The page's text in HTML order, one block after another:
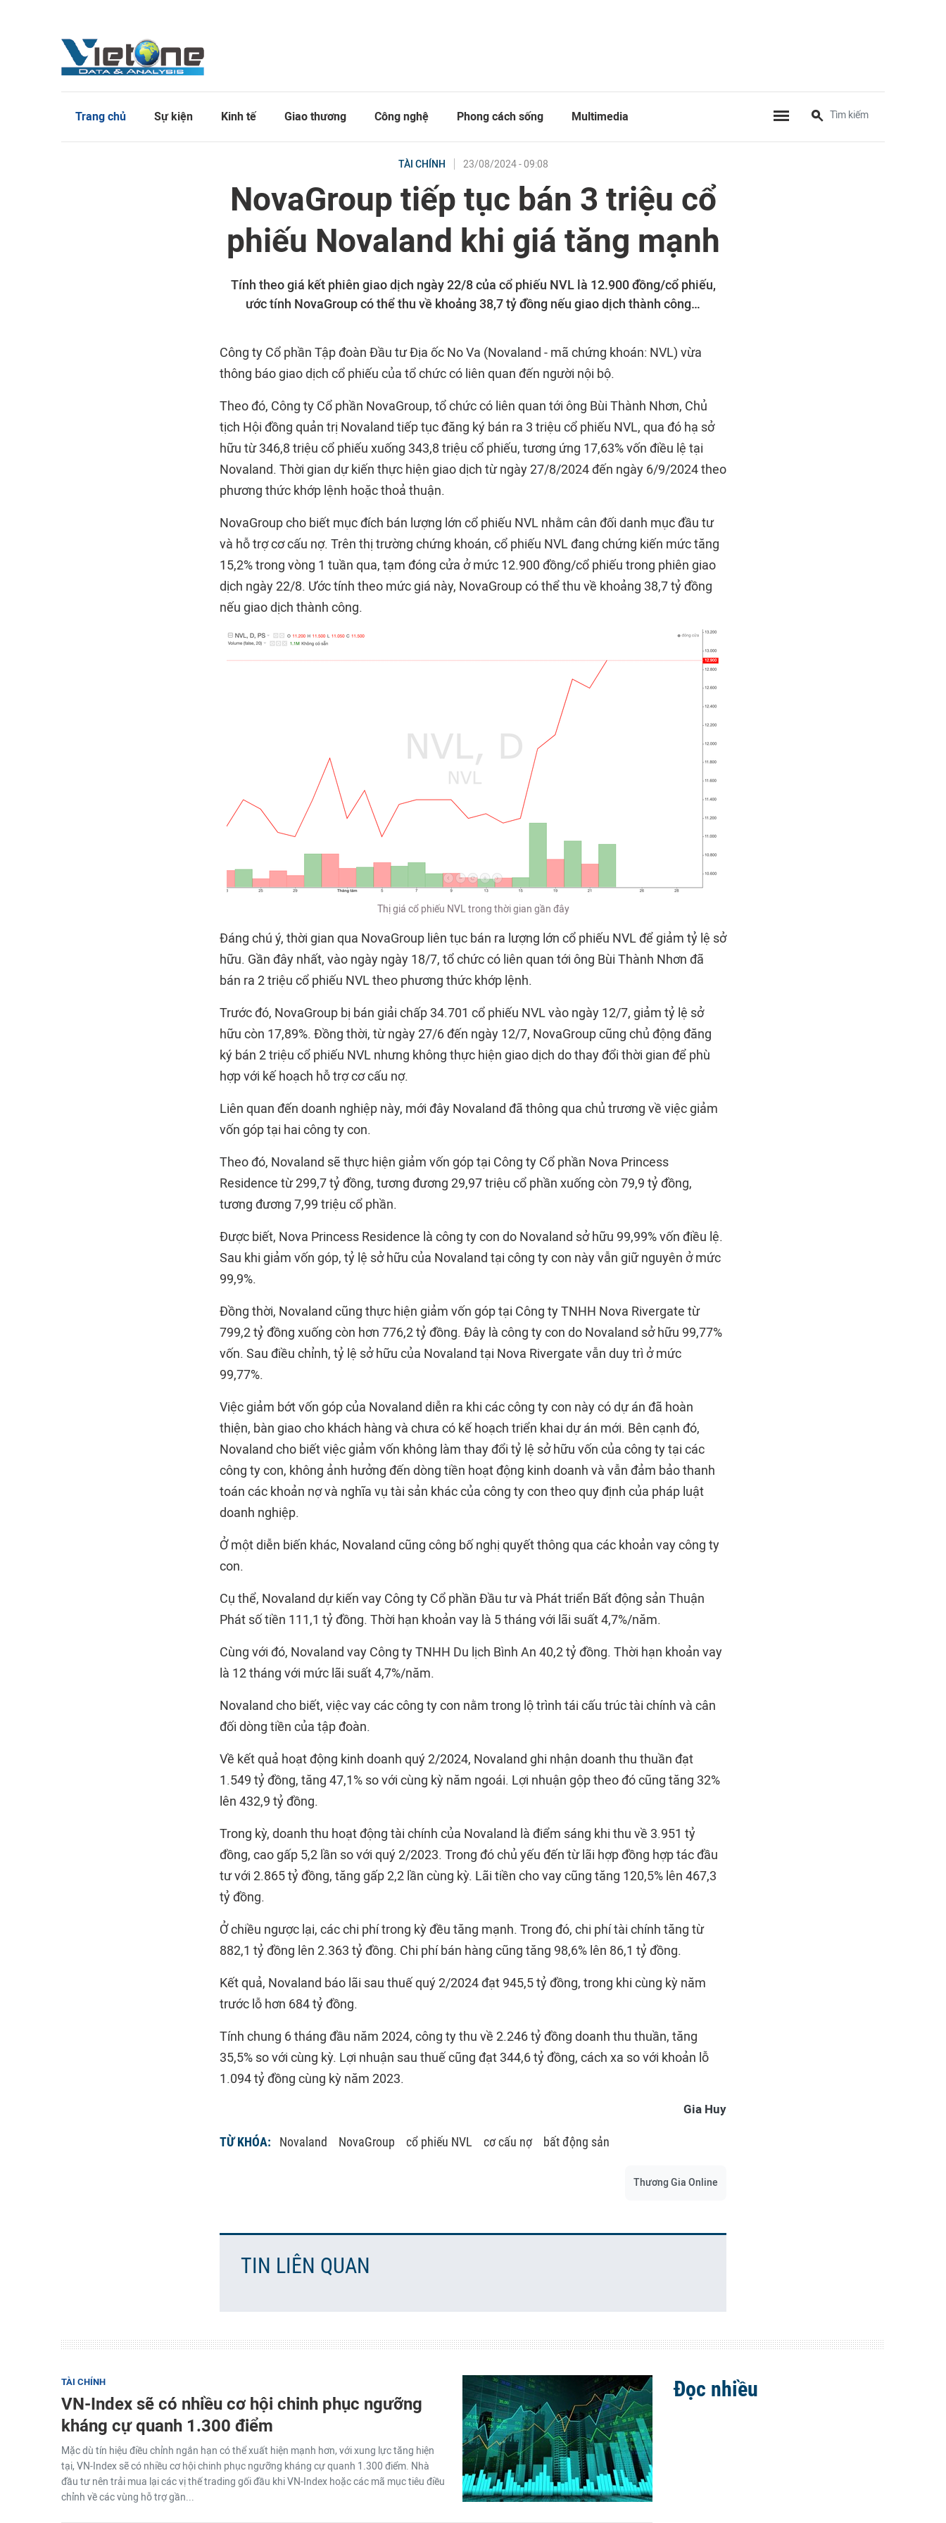
Trang chủ Sự kiện Kinh tế Giao thương Công nghệ Phong cách sống Multimedia
TÀI CHÍNH 23/08/2024 - 09:08
NovaGroup tiếp tục bán 3 triệu cổ
phiếu Novaland khi giá tăng mạnh
Tính theo giá kết phiên giao dịch ngày 22/8 của cổ phiếu NVL là 12.900 đồng/cổ phiếu,
ước tính NovaGroup có thể thu về khoảng 38,7 tỷ đồng nếu giao dịch thành công…
Công ty Cổ phần Tập đoàn Đầu tư Địa ốc No Va (Novaland - mã chứng khoán: NVL) vừa
thông báo giao dịch cổ phiếu của tổ chức có liên quan đến người nội bộ.
Theo đó, Công ty Cổ phần NovaGroup, tổ chức có liên quan tới ông Bùi Thành Nhơn, Chủ
tịch Hội đồng quản trị Novaland tiếp tục đăng ký bán ra 3 triệu cổ phiếu NVL, qua đó hạ sở
hữu từ 346,8 triệu cổ phiếu xuống 343,8 triệu cổ phiếu, tương ứng 17,63% vốn điều lệ tại
Novaland. Thời gian dự kiến thực hiện giao dịch từ ngày 27/8/2024 đến ngày 6/9/2024 theo
phương thức khớp lệnh hoặc thoả thuận.
NovaGroup cho biết mục đích bán lượng lớn cổ phiếu NVL nhằm cân đối danh mục đầu tư
và hỗ trợ cơ cấu nợ. Trên thị trường chứng khoán, cổ phiếu NVL đang chứng kiến mức tăng
15,2% trong vòng 1 tuần qua, tạm đóng cửa ở mức 12.900 đồng/cổ phiếu trong phiên giao
dịch ngày 22/8. Ước tính theo mức giá này, NovaGroup có thể thu về khoảng 38,7 tỷ đồng
nếu giao dịch thành công.
Thị giá cổ phiếu NVL trong thời gian gần đây
Đáng chú ý, thời gian qua NovaGroup liên tục bán ra lượng lớn cổ phiếu NVL để giảm tỷ lệ sở
hữu. Gần đây nhất, vào ngày ngày 18/7, tổ chức có liên quan tới ông Bùi Thành Nhơn đã
bán ra 2 triệu cổ phiếu NVL theo phương thức khớp lệnh.
Trước đó, NovaGroup bị bán giải chấp 34.701 cổ phiếu NVL vào ngày 12/7, giảm tỷ lệ sở
hữu còn 17,89%. Đồng thời, từ ngày 27/6 đến ngày 12/7, NovaGroup cũng chủ động đăng
ký bán 2 triệu cổ phiếu NVL nhưng không thực hiện giao dịch do thay đổi thời gian để phù
hợp với kế hoạch hỗ trợ cơ cấu nợ.
Liên quan đến doanh nghiệp này, mới đây Novaland đã thông qua chủ trương về việc giảm
vốn góp tại hai công ty con.
Theo đó, Novaland sẽ thực hiện giảm vốn góp tại Công ty Cổ phần Nova Princess
Residence từ 299,7 tỷ đồng, tương đương 29,97 triệu cổ phần xuống còn 79,9 tỷ đồng,
tương đương 7,99 triệu cổ phần.
Được biết, Nova Princess Residence là công ty con do Novaland sở hữu 99,99% vốn điều lệ.
Sau khi giảm vốn góp, tỷ lệ sở hữu của Novaland tại công ty con này vẫn giữ nguyên ở mức
99,9%.
Đồng thời, Novaland cũng thực hiện giảm vốn góp tại Công ty TNHH Nova Rivergate từ
799,2 tỷ đồng xuống còn hơn 776,2 tỷ đồng. Đây là công ty con do Novaland sở hữu 99,77%
vốn. Sau điều chỉnh, tỷ lệ sở hữu của Novaland tại Nova Rivergate vẫn duy trì ở mức
99,77%.
Việc giảm bớt vốn góp của Novaland diễn ra khi các công ty con này có dự án đã hoàn
thiện, bàn giao cho khách hàng và chưa có kế hoạch triển khai dự án mới. Bên cạnh đó,
Novaland cho biết việc giảm vốn không làm thay đổi tỷ lệ sở hữu vốn của công ty tại các
công ty con, không ảnh hưởng đến dòng tiền hoạt động kinh doanh và vẫn đảm bảo thanh
toán các khoản nợ và nghĩa vụ tài sản khác của công ty con theo quy định của pháp luật
doanh nghiệp.
Ở một diễn biến khác, Novaland cũng công bố nghị quyết thông qua các khoản vay công ty
con.
Cụ thể, Novaland dự kiến vay Công ty Cổ phần Đầu tư và Phát triển Bất động sản Thuận
Phát số tiền 111,1 tỷ đồng. Thời hạn khoản vay là 5 tháng với lãi suất 4,7%/năm.
Cùng với đó, Novaland vay Công ty TNHH Du lịch Bình An 40,2 tỷ đồng. Thời hạn khoản vay
là 12 tháng với mức lãi suất 4,7%/năm.
Novaland cho biết, việc vay các công ty con nằm trong lộ trình tái cấu trúc tài chính và cân
đối dòng tiền của tập đoàn.
Về kết quả hoạt động kinh doanh quý 2/2024, Novaland ghi nhận doanh thu thuần đạt
1.549 tỷ đồng, tăng 47,1% so với cùng kỳ năm ngoái. Lợi nhuận gộp theo đó cũng tăng 32%
lên 432,9 tỷ đồng.
Trong kỳ, doanh thu hoạt động tài chính của Novaland là điểm sáng khi thu về 3.951 tỷ
đồng, cao gấp 5,2 lần so với quý 2/2023. Trong đó chủ yếu đến từ lãi hợp đồng hợp tác đầu
tư với 2.865 tỷ đồng, tăng gấp 2,2 lần cùng kỳ. Lãi tiền cho vay cũng tăng 120,5% lên 467,3
tỷ đồng.
Ở chiều ngược lại, các chi phí trong kỳ đều tăng mạnh. Trong đó, chi phí tài chính tăng từ
882,1 tỷ đồng lên 2.363 tỷ đồng. Chi phí bán hàng cũng tăng 98,6% lên 86,1 tỷ đồng.
Kết quả, Novaland báo lãi sau thuế quý 2/2024 đạt 945,5 tỷ đồng, trong khi cùng kỳ năm
trước lỗ hơn 684 tỷ đồng.
Tính chung 6 tháng đầu năm 2024, công ty thu về 2.246 tỷ đồng doanh thu thuần, tăng
35,5% so với cùng kỳ. Lợi nhuận sau thuế cũng đạt 344,6 tỷ đồng, cách xa so với khoản lỗ
1.094 tỷ đồng cùng kỳ năm 2023.
Gia Huy
TỪ KHÓA: Novaland NovaGroup cổ phiếu NVL cơ cấu nợ bất động sản
Thương Gia Online
TIN LIÊN QUAN
TÀI CHÍNH
VN-Index sẽ có nhiều cơ hội chinh phục ngưỡng
kháng cự quanh 1.300 điểm
Mặc dù tín hiệu điều chỉnh ngắn hạn có thể xuất hiện mạnh hơn, với xung lực tăng hiện
tại, VN-Index sẽ có nhiều cơ hội chinh phục ngưỡng kháng cự quanh 1.300 điểm. Nhà
đầu tư nên trải mua lại các vị thế trading gối đầu khi VN-Index hoặc các mã mục tiêu điều
chỉnh về các vùng hỗ trợ gần...
Đọc nhiều